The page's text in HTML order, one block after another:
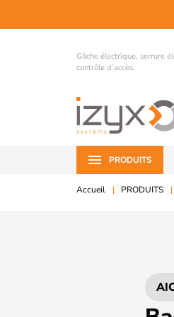
Gâche électrique, serrure
contrôle d’accès.
PRODUITS
Accueil PRODUITS